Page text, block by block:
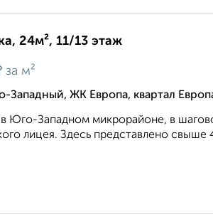
24м², 11/13 этаж
за м²
ЖК Европа, квартал
Юго-Западном микрорайоне, в
лицея. Здесь представлено свыше